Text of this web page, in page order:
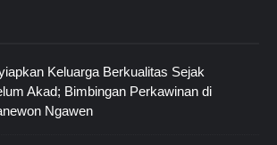
Keluarga Berkualitas Sejak
Akad; Bimbingan Perkawinan di
Ngawen